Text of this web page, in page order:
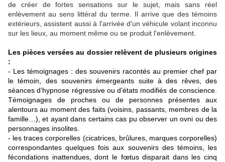
de créer de fortes sensations sur le sujet, mais sans réel
enlèvement au sens littéral du terme. Il arrive que des témoins
extérieurs, assistent aussi à l'arrivée d'un véhicule volant inconnu
sur les lieux, au moment même ou se produit l'enlèvement.
Les pièces versées au dossier relèvent de plusieurs origines
:
- Les témoignages : des souvenirs racontés au premier chef par
le témoin, des souvenirs émergeants suite à des rêves, des
séances d’hypnose régressive ou d’états modifiés de conscience.
Témoignages de proches ou de personnes présentes aux
alentours au moment des faits (voisins, passants, membres de la
famille…), et ayant dans certains cas pu observer un ovni ou des
personnages insolites.
- les traces corporelles (cicatrices, brûlures, marques corporelles)
correspondantes quelques fois aux souvenirs des témoins, les
fécondations inattendues, dont le fœtus disparait dans les cinq